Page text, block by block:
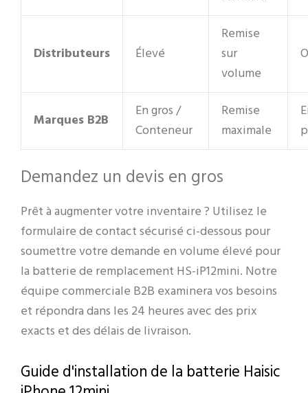
Distributeurs Élevé
Remise
sur
volume
Marques B2B
En gros /
Conteneur
Remise
maximale
Demandez un devis en gros
Prêt à augmenter votre inventaire ? Utilisez le
formulaire de contact sécurisé ci-dessous pour
soumettre votre demande en volume élevé pour
la batterie de remplacement HS-iP12mini. Notre
équipe commerciale B2B examinera vos besoins
et répondra dans les 24 heures avec des prix
exacts et des délais de livraison.
Guide d'installation de la batterie Haisic